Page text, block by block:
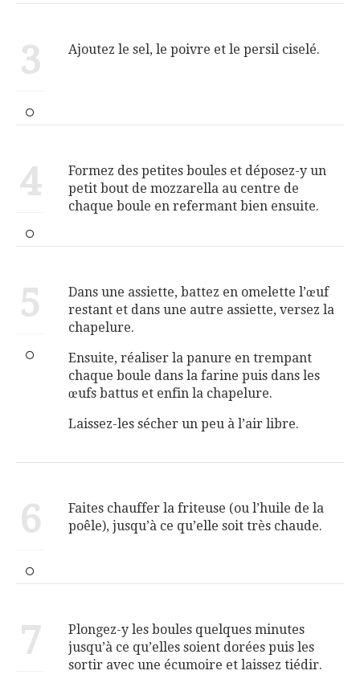
3 Ajoutez le sel, le poivre et le persil ciselé.
4
Formez des petites boules et déposez-y un
petit bout de mozzarella au centre de
chaque boule en refermant bien ensuite.
5
Dans une assiette, battez en omelette l’œuf
restant et dans une autre assiette, versez la
chapelure.
Ensuite, réaliser la panure en trempant
chaque boule dans la farine puis dans les
œufs battus et enfin la chapelure.
Laissez-les sécher un peu à l’air libre.
6
Faites chauffer la friteuse (ou l’huile de la
poêle), jusqu’à ce qu’elle soit très chaude.
7
Plongez-y les boules quelques minutes
jusqu’à ce qu’elles soient dorées puis les
sortir avec une écumoire et laissez tiédir.